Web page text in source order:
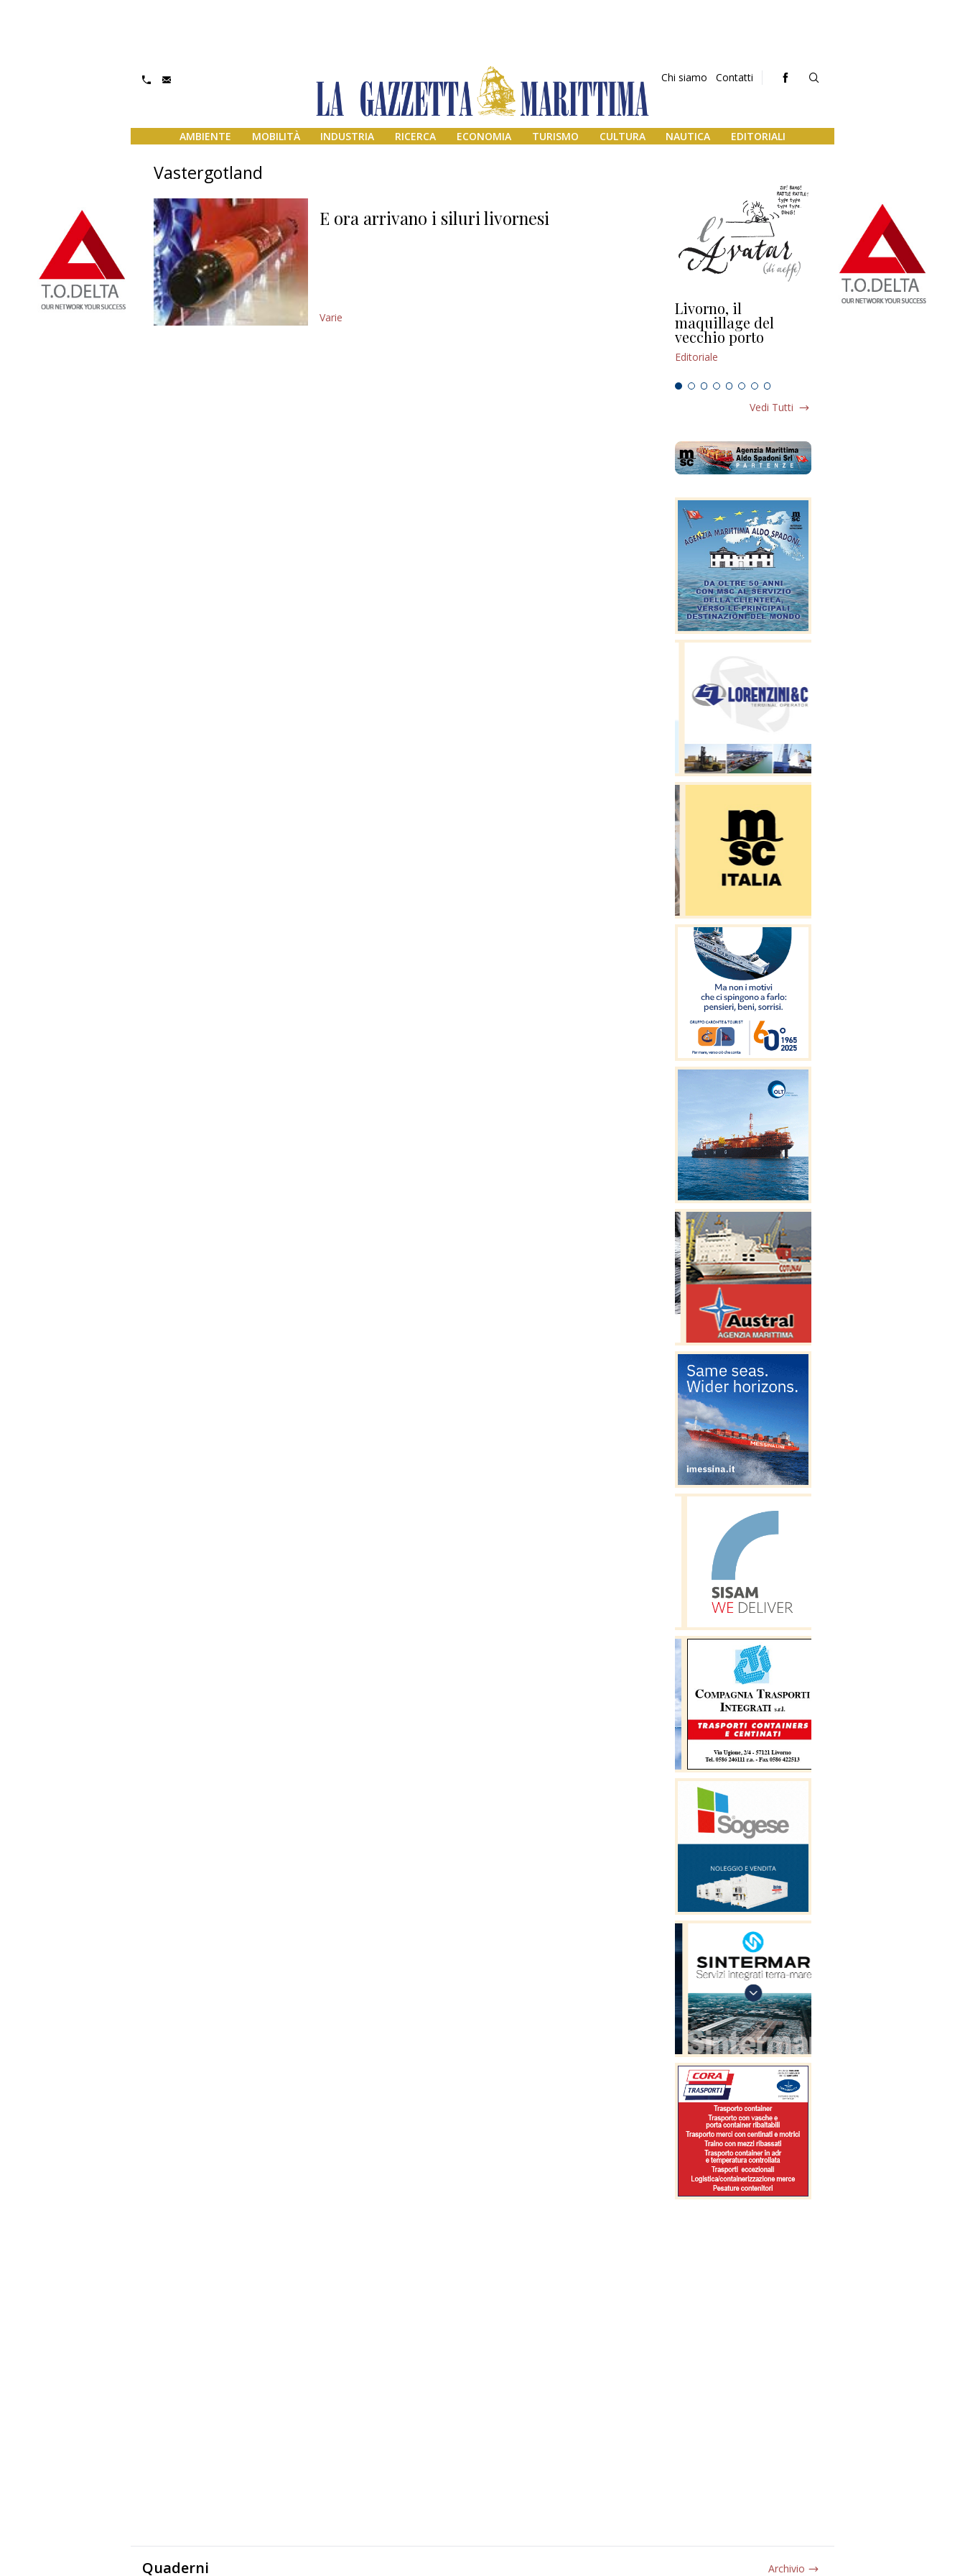
Chi siamo Contatti
AMBIENTE MOBILITÀ INDUSTRIA RICERCA ECONOMIA TURISMO CULTURA NAUTICA EDITORIALI
Vastergotland
E ora arrivano i siluri livornesi
Varie Livorno, il
maquillage del
vecchio porto
Editoriale
L’uscita di scena di
Vedi Tutti
Quaderni Archivio